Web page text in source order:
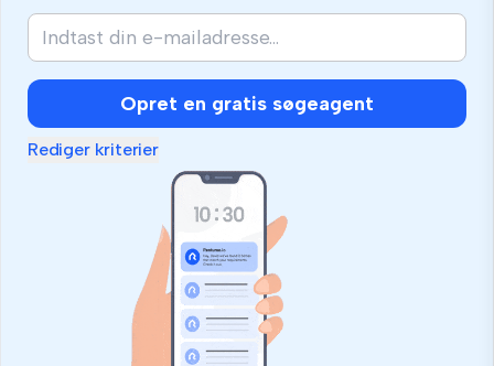
Opret en gratis søgeagent
Rediger kriterier